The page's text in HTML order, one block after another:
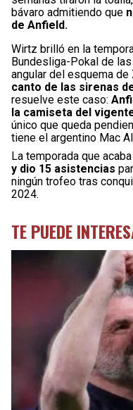
bávaro admitiendo que
de Anfield.
Wirtz brilló en la
Bundesliga-Pokal de
angular del esquema de
canto de las sirenas
resuelve este caso:
la camiseta del
único que queda
tiene el argentino Mac
La temporada que
y dio 15 asistencias
ningún trofeo tras
2024.
TE PUEDE